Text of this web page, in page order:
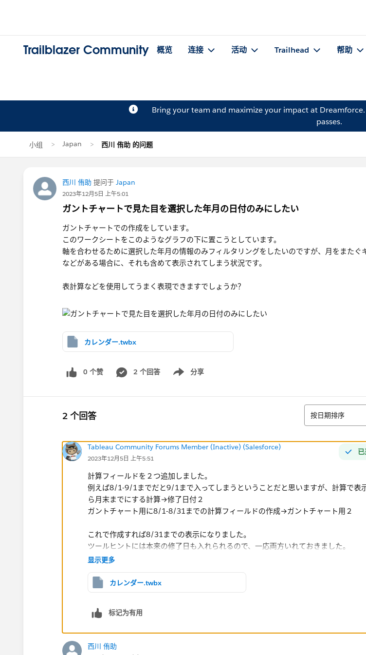
Trailblazer Community 概览 连接 活动 Trailhead 帮助
Bring your team and maximize your impact at Dreamforce.
passes.
小组 Japan 西川 侑助 的问题
西川 侑助 提问于 Japan
2023年12月5日 上午5:01
ガントチャートで見た目を選択した年月の日付のみにしたい
ガントチャートでの作成をしています。
このワークシートをこのようなグラフの下に置こうとしています。
軸を合わせるために選択した年月の情報のみフィルタリングをしたいのですが、月をまたぐ
などがある場合に、それも含めて表示されてしまう状況です。
表計算などを使用してうまく表現できますでしょうか？
カレンダー.twbx
0 个赞 2 个回答 分享
Show menu
2 个回答 排序
按日期排序
Tableau Community Forums Member (Inactive) (Salesforce)
2023年12月5日 上午5:51
計算フィールドを２つ追加しました。
例えば8/1-9/1までだと9/1まで入ってしまうということだと思いますが、計算で表
ら月末までにする計算→修了日付２
ガントチャート用に8/1-8/31までの計算フィールドの作成→ガントチャート用２
これで作成すれば8/31までの表示になりました。
ツールヒントには本来の修了日も入れられるので、一応両方いれておきました。
显示更多
カレンダー.twbx
标记为有用
西川 侑助